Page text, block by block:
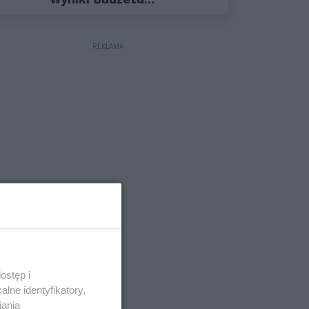
REKLAMA
i
identyfikatory,